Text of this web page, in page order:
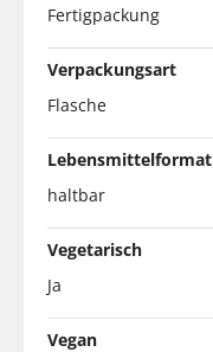
Fertigpackung
Verpackungsart
Flasche
Lebensmittelformat
haltbar
Vegetarisch
Ja
Vegan